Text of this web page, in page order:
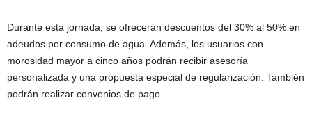
Durante esta jornada, se ofrecerán descuentos del 30% al 50% en
adeudos por consumo de agua. Además, los usuarios con
morosidad mayor a cinco años podrán recibir asesoría
personalizada y una propuesta especial de regularización. También
podrán realizar convenios de pago.